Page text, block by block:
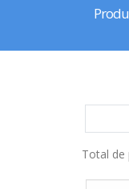
Total de